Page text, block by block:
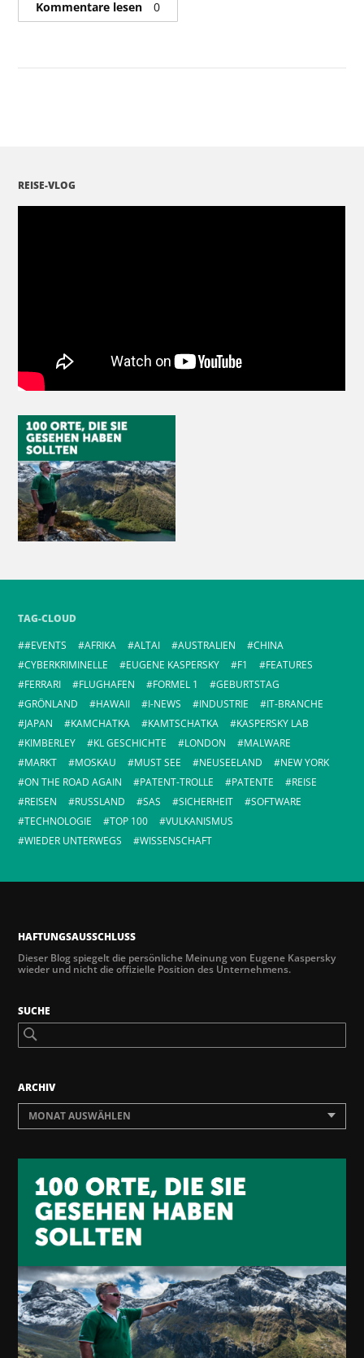
Kommentare lesen 0
REISE-VLOG
TAG-CLOUD
#EVENTS
AFRIKA ALTAI AUSTRALIEN
CHINA
CYBERKRIMINELLE
EUGENE KASPERSKY F1
FEATURES
FERRARI
FLUGHAFEN FORMEL 1
GEBURTSTAG
GRÖNLAND
HAWAII I-NEWS INDUSTRIE
IT-BRANCHE
JAPAN
KAMCHATKA KAMTSCHATKA
KASPERSKY LAB
KIMBERLEY
KL GESCHICHTE LONDON
MALWARE
MARKT
MOSKAU MUST SEE NEUSEELAND
NEW YORK
ON THE ROAD AGAIN
PATENT-TROLLE PATENTE
REISE
REISEN
RUSSLAND SAS SICHERHEIT
SOFTWARE
TECHNOLOGIE
TOP 100
VULKANISMUS
WIEDER UNTERWEGS
WISSENSCHAFT
HAFTUNGSAUSSCHLUSS
Dieser Blog spiegelt die persönliche Meinung von Eugene Kaspersky
wieder und nicht die offizielle Position des Unternehmens.
SUCHE
ARCHIV
MONAT AUSWÄHLEN